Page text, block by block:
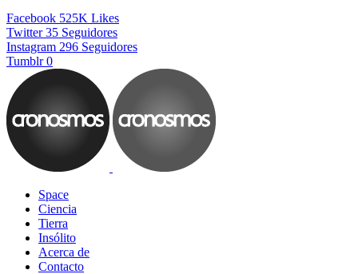
Facebook 525K Likes
Twitter 35 Seguidores
Instagram 296 Seguidores
Tumblr 0
Space
Ciencia
Tierra
Insólito
Acerca de
Contacto